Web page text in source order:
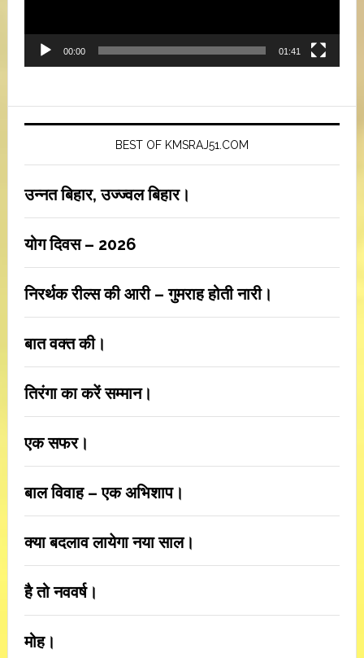
00:00 01:41
BEST OF KMSRAJ51.COM
उन्नत बिहार, उज्ज्वल बिहार।
योग दिवस – 2026
निरर्थक रील्स की आरी – गुमराह होती नारी।
बात वक्त की।
तिरंगा का करें सम्मान।
एक सफर।
बाल विवाह – एक अभिशाप।
क्या बदलाव लायेगा नया साल।
है तो नववर्ष।
मोह।